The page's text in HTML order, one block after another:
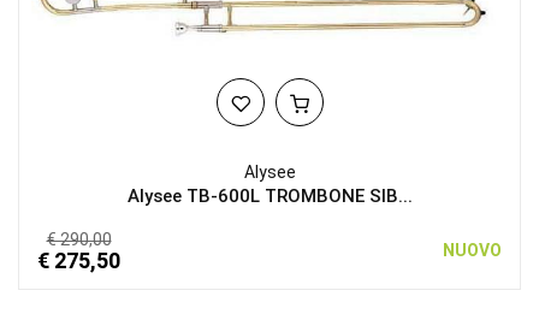
Alysee
Alysee TB-600L TROMBONE SIB...
€ 290,00
€ 275,50 NUOVO